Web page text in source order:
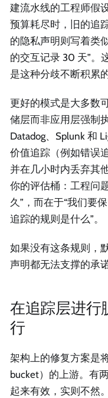
建流水线的工程师假
预算耗尽时，旧的追
的隐私声明则写着类
的交互记录 30 天”。
是这种分歧不断积累
更好的模式是大多数
储层而非应用层强制
Datadog、Splunk 和
价值追踪（例如错误
并在几小时内丢弃其
你的评估桶：工程问
久”，而在于“我们要
追踪的规则是什么”。
如果没有这条规则，
声明都无法支撑的承诺
在追踪层进行
行
架构上的修复方案是
bucket）的上游。有
起来有效，实则不然。